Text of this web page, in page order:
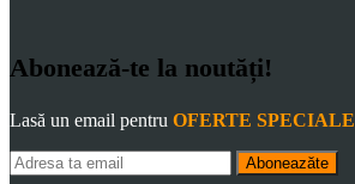
Abonează-te la noutăți!
Lasă un email pentru OFERTE SPECIALE
Aboneazăte